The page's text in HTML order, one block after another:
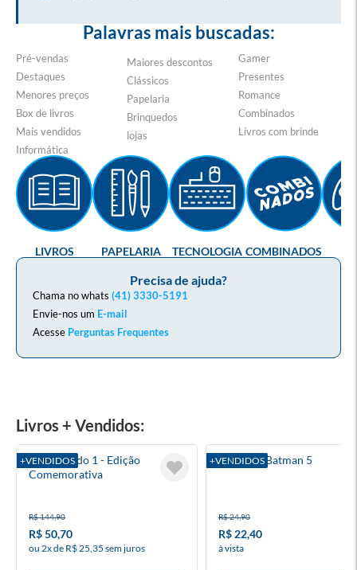
Palavras mais buscadas:
Pré-vendas
Destaques
Menores preços
Box de livros
Mais vendidos
Informática
Maiores descontos
Clássicos
Papelaria
Brinquedos
lojas
Gamer
Presentes
Romance
Combinados
Livros com brinde
Precisa de ajuda?
Chama no whats (41) 3330-5191
Envie-nos um E-mail
Acesse Perguntas Frequentes
LIVROS PAPELARIA TECNOLOGIA COMBINADOS
Livros + Vendidos:
+VENDIDOS
Torto Arado 1 - Edição
Comemorativa
R$ 144,90
R$ 50,70
ou 2x de R$ 25,35 sem juros
+VENDIDOS
Absolute Batman 5
R$ 24,90
R$ 22,40
à vista